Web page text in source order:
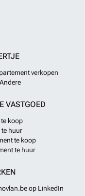
verkopen
Andere
VASTGOED
koop
te huur
te koop
te huur
op LinkedIn